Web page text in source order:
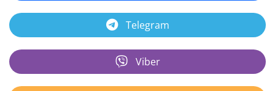
Telegram
Viber